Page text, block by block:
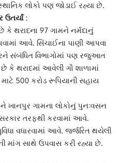
લોકો પણ જોડાઈ રહ્યા છે.
ઉતર્યાં :
કે થરાદના 97 ગામને નર્મદાનું
આવે. સિંચાઈના પાણી આપવા
સંબંધિત વિભાગોમાં પણ રજુઆત
કે થરાદમાં આવેલી ગૌ શાળામાં
500 કરોડ રૂપિયાની સહાય
ખાનપુર ગામના લોકોનું પુનઃવસન
તરફથી કરવામાં આવે.
વધારવામાં આવે. જર્જરિત થયેલી
માંગ સાથે ઉપવાસ કરી રહ્યા છે.